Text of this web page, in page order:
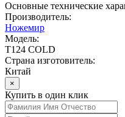
Основные технические
Производитель:
Ножемир
Модель:
T124 COLD
Страна изготовитель:
Китай
×
Купить в один клик